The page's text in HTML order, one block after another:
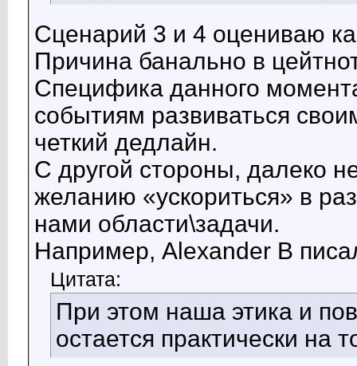
Сценарий 3 и 4 оцениваю
Причина банально в
Специфика данного
событиям развиваться
четкий дедлайн.
С другой стороны, далеко
желанию «ускориться» в
нами области\задачи.
Например, Alexander B
Цитата:
При этом наша этика и
остается практически на